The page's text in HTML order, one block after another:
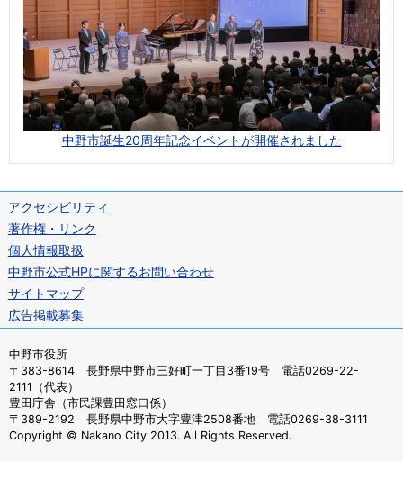
中野市誕生20周年記念イベントが開催されました
アクセシビリティ
著作権・リンク
個人情報取扱
中野市公式HPに関するお問い合わせ
サイトマップ
広告掲載募集
中野市役所
〒383-8614 長野県中野市三好町一丁目3番19号 電話0269-22-
2111（代表）
豊田庁舎（市民課豊田窓口係）
〒389-2192 長野県中野市大字豊津2508番地 電話0269-38-3111
Copyright © Nakano City 2013. All Rights Reserved.